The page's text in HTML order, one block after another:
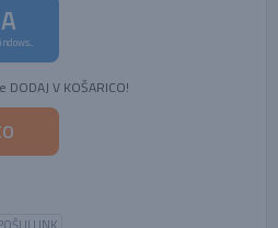
V KOŠARICO!